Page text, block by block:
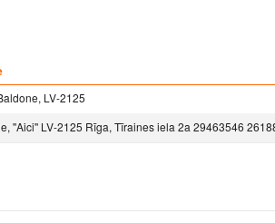
LV-2125
''Aici'' LV-2125 Rīga, Tīraines iela 2a 29463546